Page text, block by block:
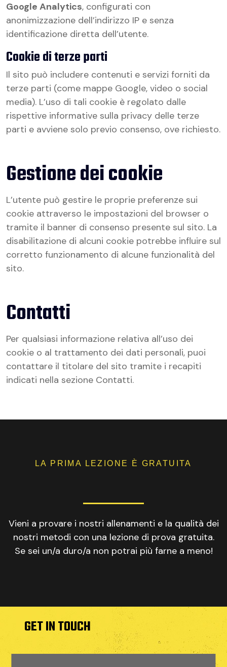
Google Analytics, configurati con
anonimizzazione dell’indirizzo IP e senza
identificazione diretta dell’utente.
Cookie di terze parti
Il sito può includere contenuti e servizi forniti da
terze parti (come mappe Google, video o social
media). L’uso di tali cookie è regolato dalle
rispettive informative sulla privacy delle terze
parti e avviene solo previo consenso, ove richiesto.
Gestione dei cookie
L’utente può gestire le proprie preferenze sui
cookie attraverso le impostazioni del browser o
tramite il banner di consenso presente sul sito. La
disabilitazione di alcuni cookie potrebbe influire sul
corretto funzionamento di alcune funzionalità del
sito.
Contatti
Per qualsiasi informazione relativa all’uso dei
cookie o al trattamento dei dati personali, puoi
contattare il titolare del sito tramite i recapiti
indicati nella sezione Contatti.
LA PRIMA LEZIONE È GRATUITA
Vieni a provare i nostri allenamenti e la qualità dei
nostri metodi con una lezione di prova gratuita.
Se sei un/a duro/a non potrai più farne a meno!
GET IN TOUCH
Sassari, 07100, Z.I. Predda Niedda